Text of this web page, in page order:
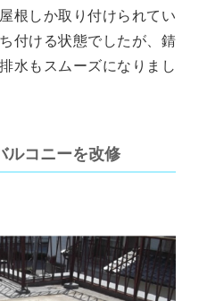
根しか取り付けられてい
付ける状態でしたが、錆
水もスムーズになりまし
ルコニーを改修